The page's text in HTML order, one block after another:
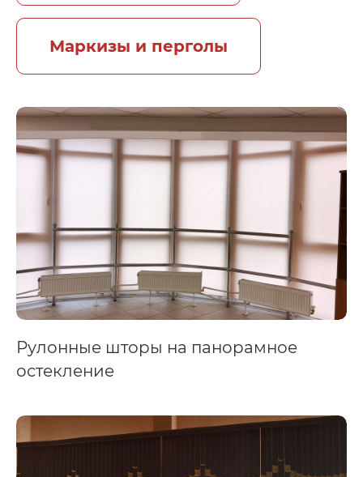
Маркизы и перголы
Рулонные шторы на панорамное
остекление